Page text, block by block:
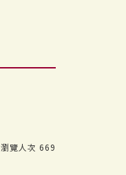
瀏覽人次 669